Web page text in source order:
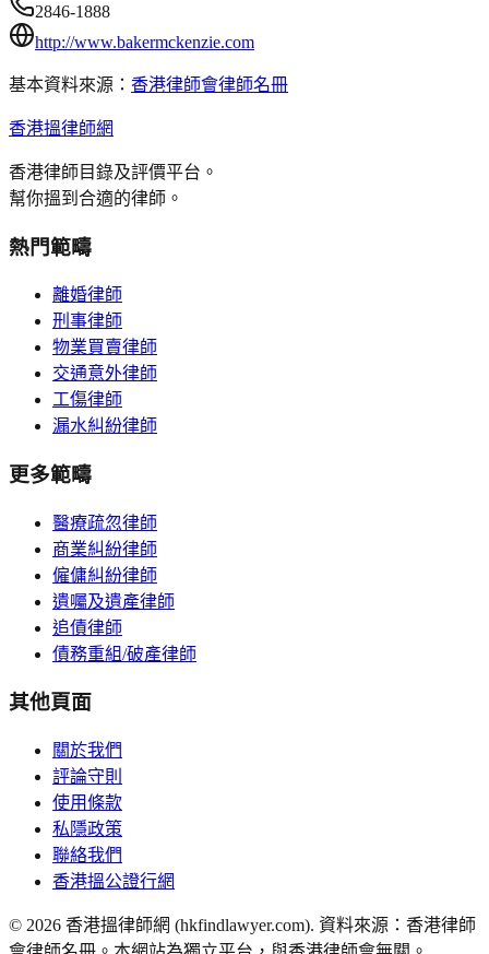
2846-1888
http://www.bakermckenzie.com
基本資料來源： 香港律師會律師名冊
香港搵律師網
香港律師目錄及評價平台。
幫你搵到合適的律師。
熱門範疇
離婚律師
刑事律師
物業買賣律師
交通意外律師
工傷律師
漏水糾紛律師
更多範疇
醫療疏忽律師
商業糾紛律師
僱傭糾紛律師
遺囑及遺產律師
追債律師
債務重組/破產律師
其他頁面
關於我們
評論守則
使用條款
私隱政策
聯絡我們
香港搵公證行網
© 2026 香港搵律師網 (hkfindlawyer.com). 資料來源：香港律師